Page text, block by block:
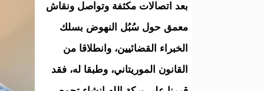
بعد اتصالات مكثفة وتواصل ونقاش
معمق حول سُبُل النهوض بسلك
الخبراء القضائيين، وانطلاقا من
القانون الموريتاني، وطبقا له، فقد